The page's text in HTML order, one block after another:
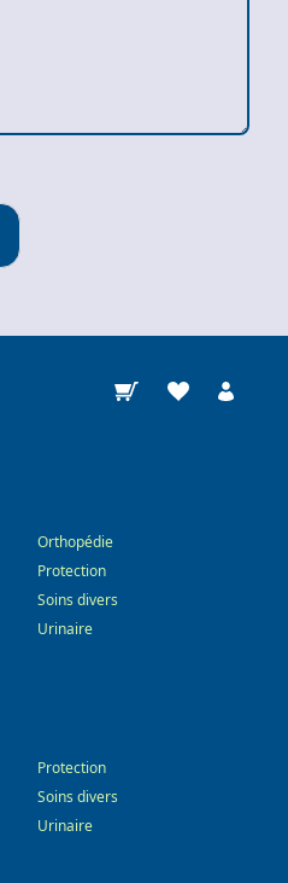
Orthopédie
Protection
Soins divers
Urinaire
Protection
Soins divers
Urinaire